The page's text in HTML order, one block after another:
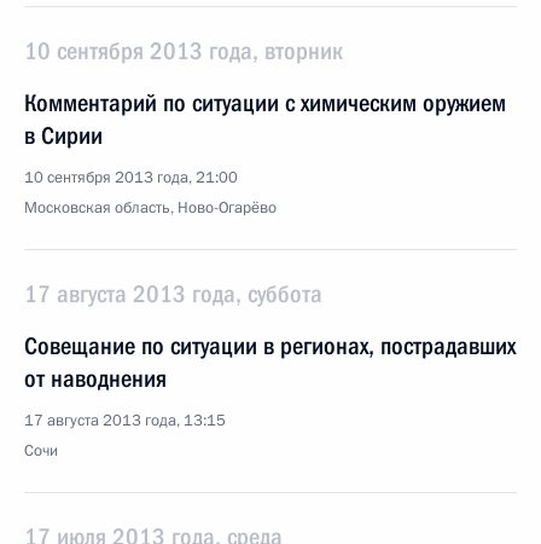
10 сентября 2013 года, вторник
Комментарий по ситуации с химическим оружием
в Сирии
10 сентября 2013 года, 21:00
Московская область, Ново-Огарёво
17 августа 2013 года, суббота
Совещание по ситуации в регионах, пострадавших
от наводнения
17 августа 2013 года, 13:15
Сочи
17 июля 2013 года, среда